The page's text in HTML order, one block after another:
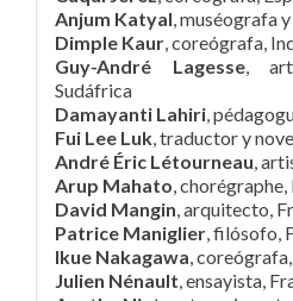
Anjum Katyal, muséografa
Dimple Kaur, coreógrafa,
Guy-André Lagesse,
Sudáfrica
Damayanti Lahiri,
Fui Lee Luk, traductor y
André Éric Létourneau,
Arup Mahato, chorégraphe,
David Mangin, arquitecto,
Patrice Maniglier, filósofo,
Ikue Nakagawa,
Julien Nénault, ensayista,